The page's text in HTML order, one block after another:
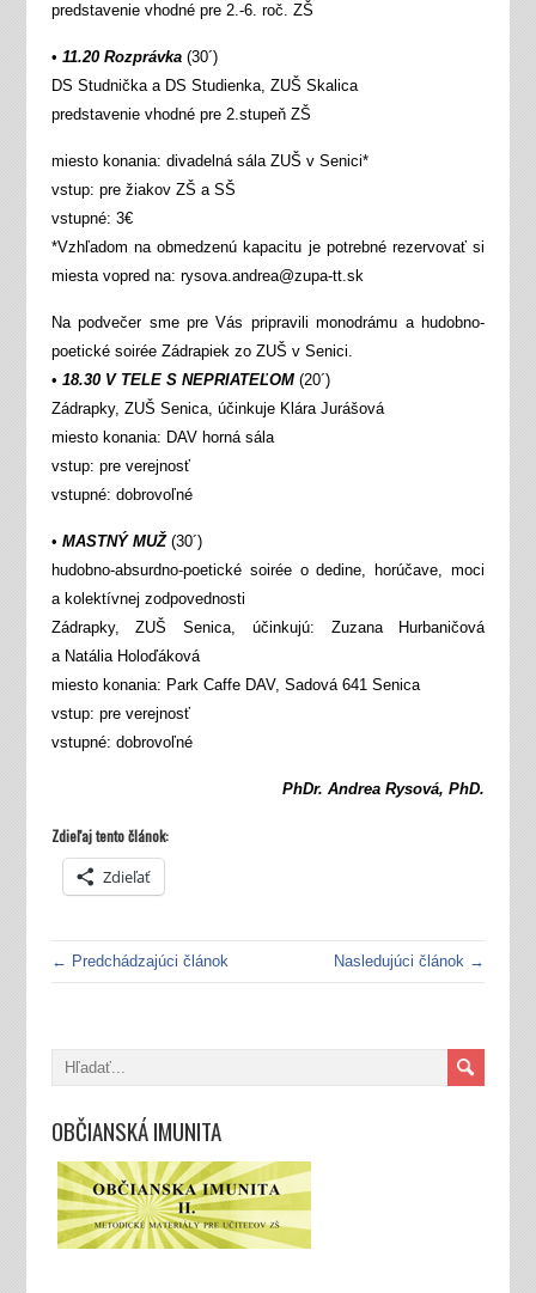
predstavenie vhodné pre 2.-6. roč. ZŠ
• 11.20 Rozprávka(30´)
DS Studnička a DS Studienka, ZUŠ Skalica
predstavenie vhodné pre 2.stupeň ZŠ
miesto konania: divadelná sála ZUŠ v Senici*
vstup: pre žiakov ZŠ a SŠ
vstupné: 3€
*Vzhľadom na obmedzenú kapacitu je potrebné rezervovať si
miesta vopred na: rysova.andrea@zupa-tt.sk
Na podvečer sme pre Vás pripravili monodrámu a hudobno-
poetické soirée Zádrapiek zo ZUŠ v Senici.
• 18.30 V TELE S NEPRIATEĽOM(20´)
Zádrapky, ZUŠ Senica, účinkuje Klára Jurášová
miesto konania: DAV horná sála
vstup: pre verejnosť
vstupné: dobrovoľné
• MASTNÝ MUŽ(30´)
hudobno-absurdno-poetické soirée o dedine, horúčave, moci
a kolektívnej zodpovednosti
Zádrapky, ZUŠ Senica, účinkujú: Zuzana Hurbaničová
a Natália Holoďáková
miesto konania: Park Caffe DAV, Sadová 641 Senica
vstup: pre verejnosť
vstupné: dobrovoľné
PhDr. Andrea Rysová, PhD.
Zdieľaj tento článok:
Zdieľať
← Predchádzajúci článok Nasledujúci článok →
OBČIANSKÁ IMUNITA